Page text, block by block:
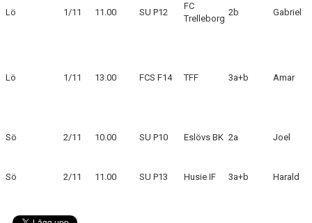
Lö 1/11 11.00 SU P12
FC
Trelleborg
2b Gabriel
Lö 1/11 13.00 FCS F14 TFF 3a+b Amar
Sö 2/11 10.00 SU P10 Eslövs BK 2a Joel
Sö 2/11 11.00 SU P13 Husie IF 3a+b Harald